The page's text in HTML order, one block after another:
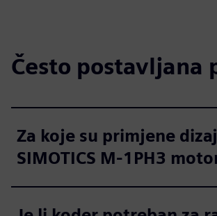
Često postavljana
Za koje su primjene
SIMOTICS M-1PH3